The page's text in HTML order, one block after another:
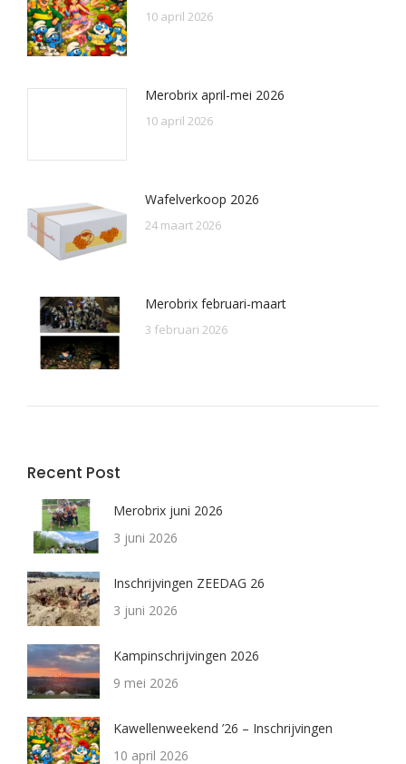
10 april 2026
Merobrix april-mei 2026
10 april 2026
Wafelverkoop 2026
24 maart 2026
Merobrix februari-maart
3 februari 2026
Recent Post
Merobrix juni 2026
3 juni 2026
Inschrijvingen ZEEDAG 26
3 juni 2026
Kampinschrijvingen 2026
9 mei 2026
Kawellenweekend ’26 – Inschrijvingen
10 april 2026